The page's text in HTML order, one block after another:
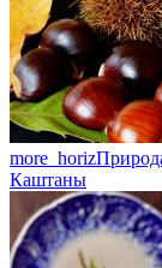
more_horiz
Каштаны